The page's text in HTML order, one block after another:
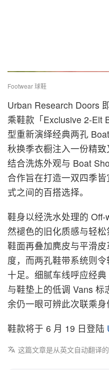
Footwear 球鞋
Urban Research Doors
乘鞋款「Exclusive 2-Elt
型重新演绎经典两孔
秋换季衣橱注入一份精
结合洗炼外观与 Boat
合作旨在打造一双四季
式之间的百搭选择。
鞋身以经洗水处理的
然褪色的旧化质感与轻松
鞋面再叠加麂皮与平滑
度，而两孔鞋带系统则
十足。细腻车线呼应经
与鞋垫上的低调 Vans
余仍一眼可辨此次联乘身
鞋款将于 6 月 19 日登陆
这篇文章是从英文自动翻译的